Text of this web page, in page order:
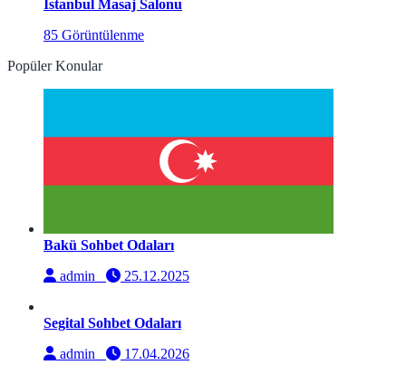
İstanbul Masaj Salonu
85 Görüntülenme
Popüler Konular
Bakü Sohbet Odaları
admin
25.12.2025
Segital Sohbet Odaları
admin
17.04.2026